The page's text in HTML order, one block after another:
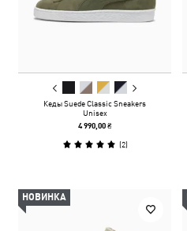
Кеды Suede Classic Sneakers
Unisex
4 990,00 ₴
(2)
НОВИНКА